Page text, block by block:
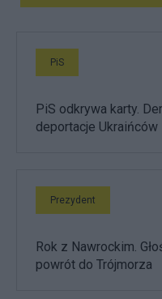
PiS
PiS odkrywa karty.
deportacje
Prezydent
Rok z Nawrockim.
powrót do Trójmorza